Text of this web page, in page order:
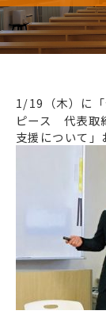
1/19（木）に
ピース 代表取
支援について」